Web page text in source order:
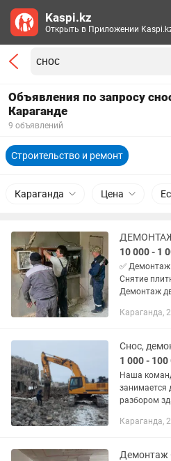
Объявления по запросу
Караганде
9 объявлений
Строительство и ремонт
Караганда Цена
10 000 - 1
✅ Демонтаж
Снятие
Демонтаж
гаражей,
Караганда,
1 000 -
Наша
занимается
разбором
здании,
здания,...
Караганда,
Демонтаж
Kaspi.kz
Открыть в Приложении